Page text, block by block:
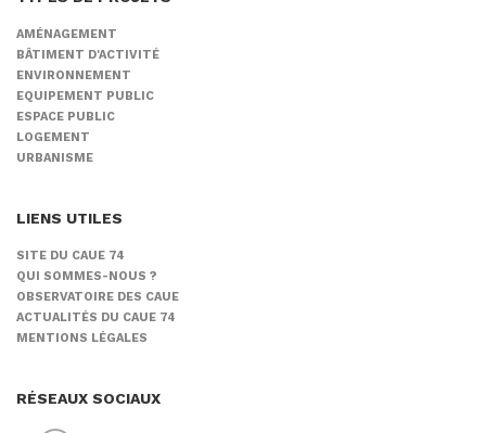
AMÉNAGEMENT
BÂTIMENT D'ACTIVITÉ
ENVIRONNEMENT
EQUIPEMENT PUBLIC
ESPACE PUBLIC
LOGEMENT
URBANISME
LIENS UTILES
SITE DU CAUE 74
QUI SOMMES-NOUS ?
OBSERVATOIRE DES CAUE
ACTUALITÉS DU CAUE 74
MENTIONS LÉGALES
RÉSEAUX SOCIAUX